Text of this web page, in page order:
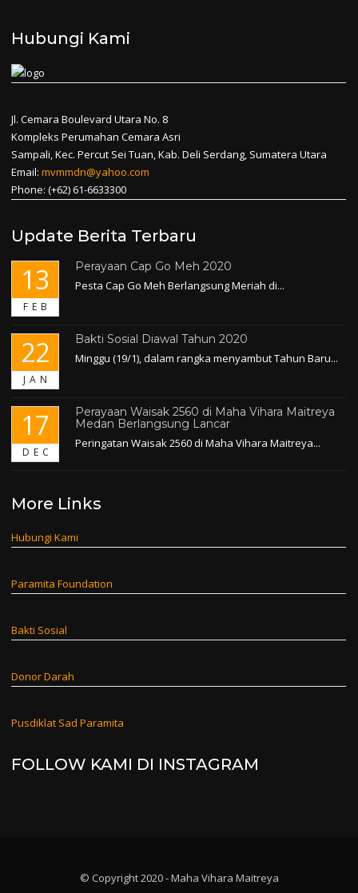
Hubungi Kami
Jl. Cemara Boulevard Utara No. 8
Kompleks Perumahan Cemara Asri
Sampali, Kec. Percut Sei Tuan, Kab. Deli Serdang, Sumatera Utara
Email: mvmmdn@yahoo.com
Phone: (+62) 61-6633300
Update Berita Terbaru
13
FEB
Perayaan Cap Go Meh 2020
Pesta Cap Go Meh Berlangsung Meriah di...
22
JAN
Bakti Sosial Diawal Tahun 2020
Minggu (19/1), dalam rangka menyambut Tahun Baru...
17
DEC
Perayaan Waisak 2560 di Maha Vihara Maitreya
Medan Berlangsung Lancar
Peringatan Waisak 2560 di Maha Vihara Maitreya...
More Links
Hubungi Kami
Paramita Foundation
Bakti Sosial
Donor Darah
Pusdiklat Sad Paramita
FOLLOW KAMI DI INSTAGRAM
© Copyright 2020 - Maha Vihara Maitreya